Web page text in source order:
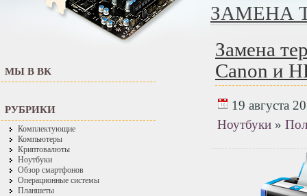
МЫ В ВК
РУБРИКИ
Комплектующие
Компьютеры
Криптовалюты
Ноутбуки
Обзор смартфонов
Операционные системы
Планшеты
ЗАМЕНА
Замена
Canon и
19 августа
Ноутбуки »